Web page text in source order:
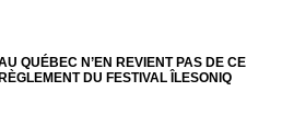
QUÉBEC N’EN REVIENT PAS DE CE
DU FESTIVAL ÎLESONIQ